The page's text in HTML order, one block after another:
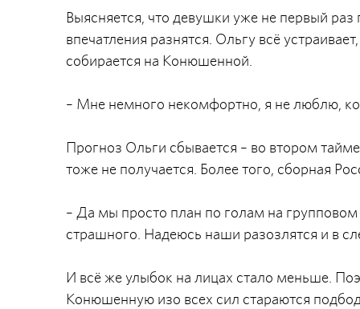
Выясняется, что девушки уже не первый
впечатления разнятся. Ольгу всё
собирается на Конюшенной.
– Мне немного некомфортно, я не люблю,
Прогноз Ольги сбывается – во втором
тоже не получается. Более того, сборная
– Да мы просто план по голам на
страшного. Надеюсь наши разозлятся и в
И всё же улыбок на лицах стало меньше.
Конюшенную изо всех сил стараются